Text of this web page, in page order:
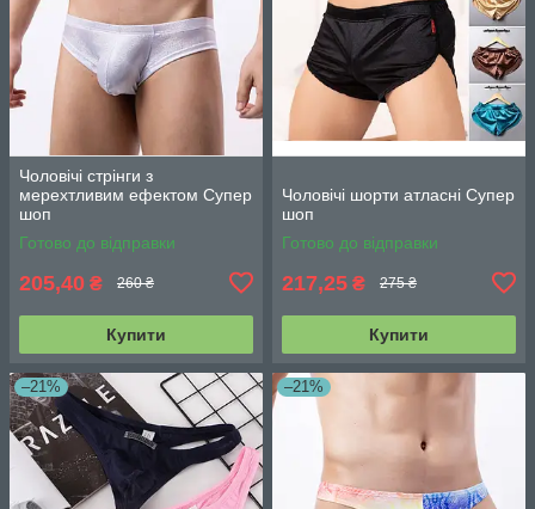
Чоловічі стрінги з
мерехтливим ефектом Супер
шоп
Готово до відправки
205,40 ₴ 260 ₴
Купити
Чоловічі шорти атласні Супер
шоп
Готово до відправки
217,25 ₴ 275 ₴
Купити
–21% –21%